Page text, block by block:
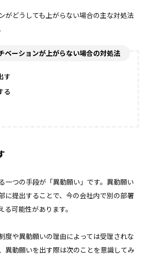
がどうしても上がらない場合の主な対処法
ベーションが上がらない場合の対処法
す
る
一つの手段が「異動願い」です。異動願い
に提出することで、今の会社内で別の部署
る可能性があります。
度や異動願いの理由によっては受理されな
異動願いを出す際は次のことを意識してみ